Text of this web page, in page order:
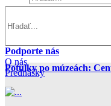
Podporte nás
O nás
Prednášky
Potulky po múzeách: